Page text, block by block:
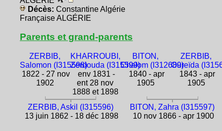
Décès: Constantine Algérie
Française ALGÉRIE
Parents et grand-parents
ZERBIB,
Salomon (I315598)
1822 - 27 nov
1902
KHARROUBI,
Zerdouda (I315599)
env 1831 -
ent 28 nov
1888 et 1898
BITON,
Chalom (I312689)
1840 - apr
1905
ZERBIB,
Oureïda
1843 - apr
1905
ZERBIB, Askil (I315596)
13 juin 1862 - 18 déc 1898
BITON, Zahra (I315597)
10 nov 1866 - apr 1900